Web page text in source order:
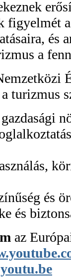
figyelmét
és
a
turizmus
és
és
az